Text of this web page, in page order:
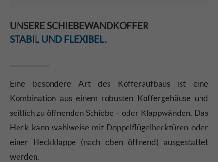
UNSERE SCHIEBEWANDKOFFER
STABIL UND FLEXIBEL.
Eine besondere Art des Kofferaufbaus ist eine
Kombination aus einem robusten Koffergehäuse und
seitlich zu öffnenden Schiebe – oder Klappwänden. Das
Heck kann wahlweise mit Doppelflügelhecktüren oder
einer Heckklappe (nach oben öffnend) ausgestattet
werden.